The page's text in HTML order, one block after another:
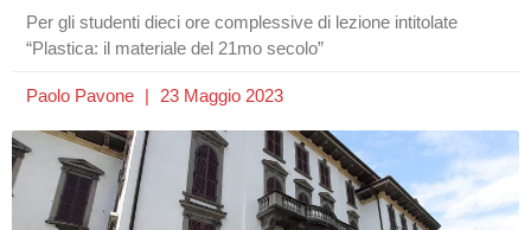
Per gli studenti dieci ore complessive di lezione intitolate
“Plastica: il materiale del 21mo secolo”
Paolo Pavone 23 Maggio 2023